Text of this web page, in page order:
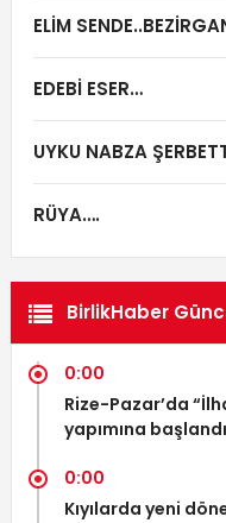
ELİM
EDEBİ ESER…
UYKU NABZA
RÜYA….
BirlikHaber
0:00
Rize-Pazar’da
yapımına başlandı
0:00
Kıyılarda yeni